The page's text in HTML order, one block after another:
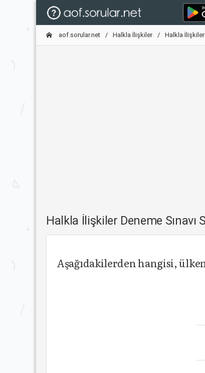
aof.sorular.net Halkla İlişkiler Halkla İlişkiler
Halkla İlişkiler Deneme Sınavı
Aşağıdakilerden hangisi,